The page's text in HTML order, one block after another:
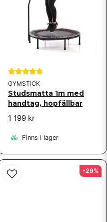
för ihopsättning
GYMSTICK
Studsmatta 1m med
handtag, hopfällbar
1 199 kr
Finns i lager
-29%